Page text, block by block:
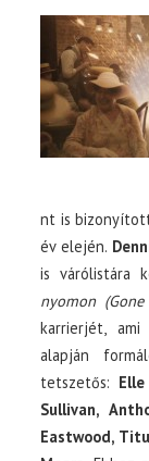
nt is
év elején.
is várólistára
nyomon (Gone
karrierjét,
alapján
tetszetős:
Sullivan,
Eastwood,